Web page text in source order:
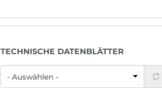
TECHNISCHE DATENBLÄTTER